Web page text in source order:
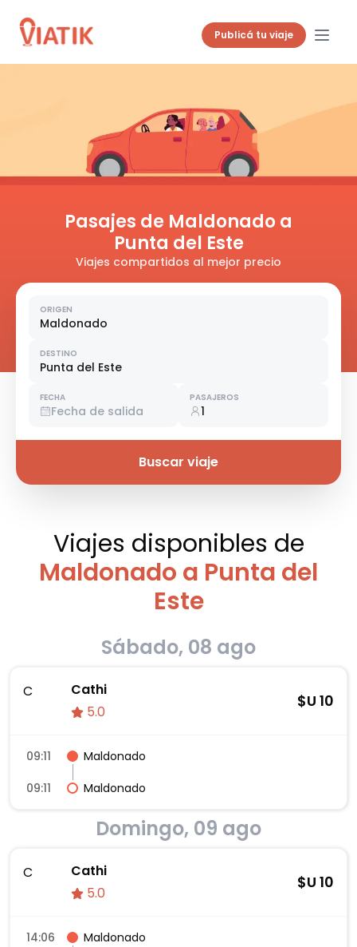
Publicá tu viaje
Pasajes de Maldonado a
Punta del Este
Viajes compartidos al mejor precio
ORIGEN
Maldonado
DESTINO
Punta del Este
FECHA
Fecha de salida
PASAJEROS
1
Buscar viaje
Viajes disponibles de
Maldonado a Punta del
Este
Sábado, 08 ago
C
Cathi
5.0
$U 10
09:11
Maldonado
09:11
Maldonado
Domingo, 09 ago
C
Cathi
5.0
$U 10
14:06
Maldonado